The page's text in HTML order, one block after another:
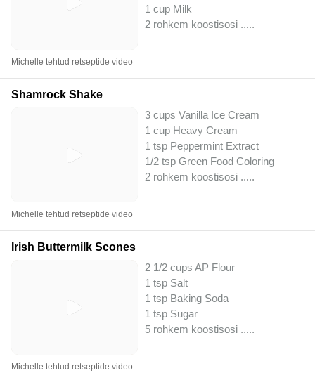
1 cup Milk
2 rohkem koostisosi .....
Michelle tehtud retseptide video
Shamrock Shake
3 cups Vanilla Ice Cream
1 cup Heavy Cream
1 tsp Peppermint Extract
1/2 tsp Green Food Coloring
2 rohkem koostisosi .....
Michelle tehtud retseptide video
Irish Buttermilk Scones
2 1/2 cups AP Flour
1 tsp Salt
1 tsp Baking Soda
1 tsp Sugar
5 rohkem koostisosi .....
Michelle tehtud retseptide video